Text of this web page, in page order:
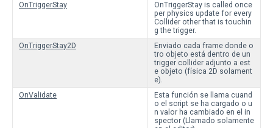
OnTriggerStay
OnTriggerStay is called once
per physics update for every
Collider other that is touchin
g the trigger.
OnTriggerStay2D
Enviado cada frame donde o
tro objeto está dentro de un
trigger collider adjunto a est
e objeto (física 2D solament
e).
OnValidate
Esta función se llama cuand
o el script se ha cargado o u
n valor ha cambiado en el in
spector (Llamado solamente